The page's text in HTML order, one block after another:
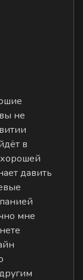
не
в
давить
мне